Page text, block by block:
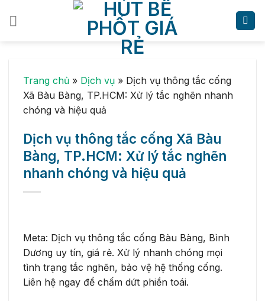
Trang chủ » Dịch vụ » Dịch vụ thông tắc cống
Xã Bàu Bàng, TP.HCM: Xử lý tắc nghẽn nhanh
chóng và hiệu quả
Dịch vụ thông tắc cống Xã Bàu
Bàng, TP.HCM: Xử lý tắc nghẽn
nhanh chóng và hiệu quả
Meta: Dịch vụ thông tắc cống Bàu Bàng, Bình
Dương uy tín, giá rẻ. Xử lý nhanh chóng mọi
tình trạng tắc nghẽn, bảo vệ hệ thống cống.
Liên hệ ngay để chấm dứt phiền toái.